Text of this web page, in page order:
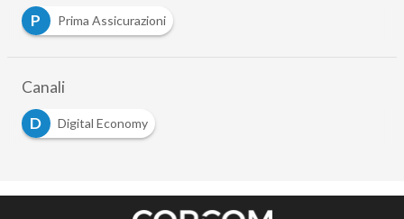
P
Prima Assicurazioni
Canali
D
Digital Economy